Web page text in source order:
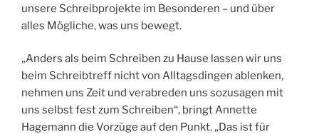
unsere Schreibprojekte im Besonderen – und über
alles Mögliche, was uns bewegt.
„Anders als beim Schreiben zu Hause lassen wir uns
beim Schreibtreff nicht von Alltagsdingen ablenken,
nehmen uns Zeit und verabreden uns sozusagen mit
uns selbst fest zum Schreiben“, bringt Annette
Hagemann die Vorzüge auf den Punkt. „Das ist für